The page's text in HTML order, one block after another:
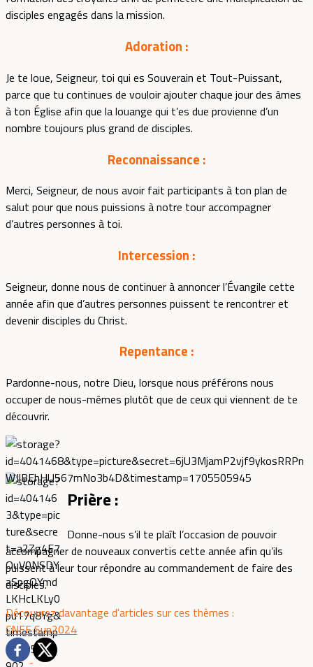
disciples engagés dans la mission.
Adoration :
Je te loue, Seigneur, toi qui es Souverain et Tout-Puissant,
parce que tu continues de vouloir ajouter chaque jour des âmes
à ton Église afin que la louange qui t’es due provienne d’un
nombre toujours plus grand de disciples.
Reconnaissance :
Merci, Seigneur, de nous avoir fait participants à ton plan de
salut pour que nous puissions à notre tour accompagner
d’autres personnes à toi.
Intercession :
Seigneur, donne nous de continuer à annoncer l’Évangile cette
année afin que d’autres personnes puissent te rencontrer et
devenir disciples du Christ.
Repentance :
Pardonne-nous, notre Dieu, lorsque nous préférons nous
occuper de nous-mêmes plutôt que de ceux qui viennent de te
découvrir.
Prière :
Donne-nous s’il te plaît l’occasion de pouvoir
accompagner de nouveaux convertis cette année afin qu’ils
puissent à leur tour répondre au commandement de faire des
disciples.
Découvrez davantage d'articles sur ces thèmes :
CNEFSup2024